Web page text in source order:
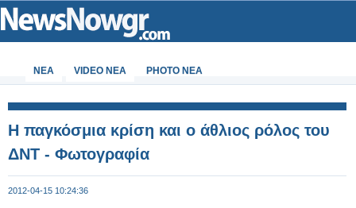
ΝΕΑ VIDEO NEA PHOTO NEA
Η παγκόσμια κρίση και ο άθλιος ρόλος του
ΔΝΤ - Φωτογραφία
2012-04-15 10:24:36